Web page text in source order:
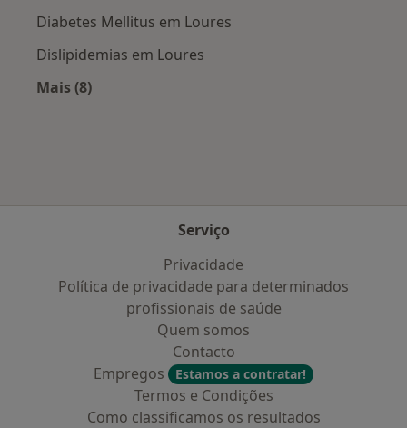
Diabetes Mellitus em Loures
Dislipidemias em Loures
Mais (8)
Serviço
Privacidade
Política de privacidade para determinados
profissionais de saúde
Quem somos
Contacto
Empregos
Estamos a contratar!
Termos e Condições
Como classificamos os resultados